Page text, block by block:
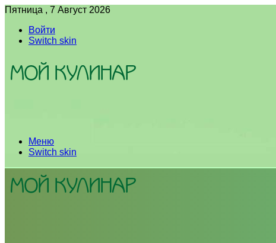
Пятница , 7 Август 2026
Войти
Switch skin
Меню
Switch skin